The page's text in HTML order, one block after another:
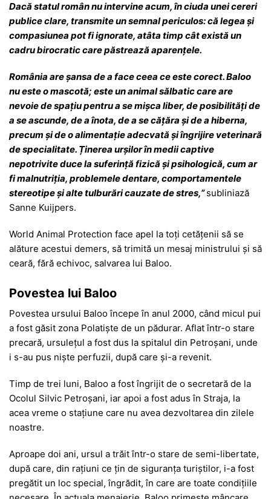
Dacă statul român nu intervine acum, în ciuda unei cereri
publice clare, transmite un semnal periculos: că legea și
compasiunea pot fi ignorate, atâta timp cât există un
cadru birocratic care păstrează aparențele.
România are șansa de a face ceea ce este corect. Baloo
nu este o mascotă; este un animal sălbatic care are
nevoie de spațiu pentru a se mișca liber, de posibilități de
a se ascunde, de a înota, de a se cățăra și de a hiberna,
precum și de o alimentație adecvată și îngrijire veterinară
de specialitate. Ținerea urșilor în medii captive
nepotrivite duce la suferință fizică și psihologică, cum ar
fi malnutriția, problemele dentare, comportamentele
stereotipe și alte tulburări cauzate de stres,”subliniază
Sanne Kuijpers.
World Animal Protection face apel la toți cetățenii să se
alăture acestui demers, să trimită un mesaj ministrului și să
ceară, fără echivoc, salvarea lui Baloo.
Povestea lui Baloo
Povestea ursului Baloo începe în anul 2000, când micul pui
a fost găsit zona Polatiște de un pădurar. Aflat într-o stare
precară, ursulețul a fost dus la spitalul din Petroșani, unde
i s-au pus niște perfuzii, după care și-a revenit.
Timp de trei luni, Baloo a fost îngrijit de o secretară de la
Ocolul Silvic Petroșani, iar apoi a fost adus în Straja, la
acea vreme o stațiune care nu avea dezvoltarea din zilele
noastre.
Aproape doi ani, ursul a trăit într-o stare de semi-libertate,
după care, din rațiuni ce țin de siguranța turiștilor, i-a fost
pregătit un loc special, îngrădit, în care are toate condițiile